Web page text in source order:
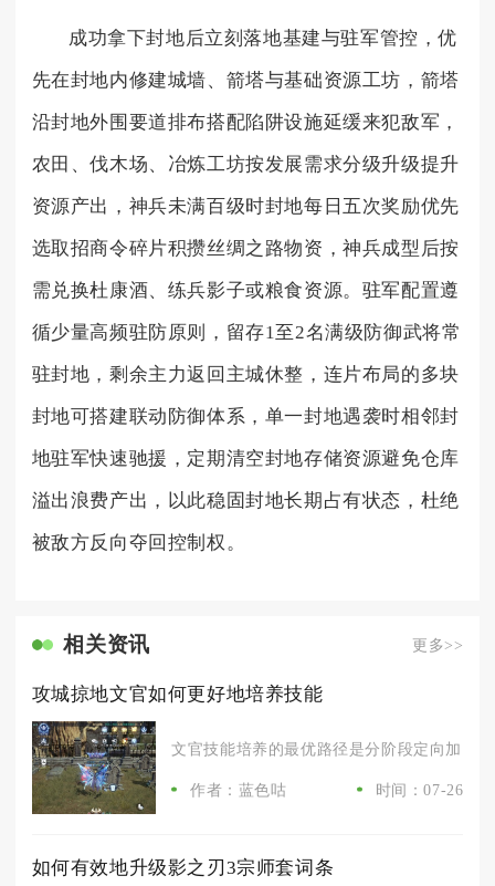
成功拿下封地后立刻落地基建与驻军管控，优
先在封地内修建城墙、箭塔与基础资源工坊，箭塔
沿封地外围要道排布搭配陷阱设施延缓来犯敌军，
农田、伐木场、冶炼工坊按发展需求分级升级提升
资源产出，神兵未满百级时封地每日五次奖励优先
选取招商令碎片积攒丝绸之路物资，神兵成型后按
需兑换杜康酒、练兵影子或粮食资源。驻军配置遵
循少量高频驻防原则，留存1至2名满级防御武将常
驻封地，剩余主力返回主城休整，连片布局的多块
封地可搭建联动防御体系，单一封地遇袭时相邻封
地驻军快速驰援，定期清空封地存储资源避免仓库
溢出浪费产出，以此稳固封地长期占有状态，杜绝
被敌方反向夺回控制权。
相关资讯 更多>>
攻城掠地文官如何更好地培养技能
文官技能培养的最优路径是分阶段定向加点
作者：蓝色咕 时间：07-26
如何有效地升级影之刃3宗师套词条